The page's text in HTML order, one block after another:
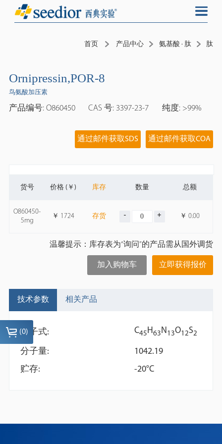
首页 产品中心 氨基酸 · 肽 肽
Ornipressin,POR-8
鸟氨酸加压素
产品编号: O860450 CAS 号: 3397-23-7 纯度: >99%
通过邮件获取COA
通过邮件获取SDS
货号 价格 (￥) 库存 数量 总额
O860450-
5mg
￥ 1724 存货 ￥ 0.00
温馨提示：库存表为“询问”的产品需从国外调货
立即获得报价
加入购物车
技术参数 相关产品
分子式: C45H63N13O12S2
分子量:
1042.19
贮存:
-20°C
(0)